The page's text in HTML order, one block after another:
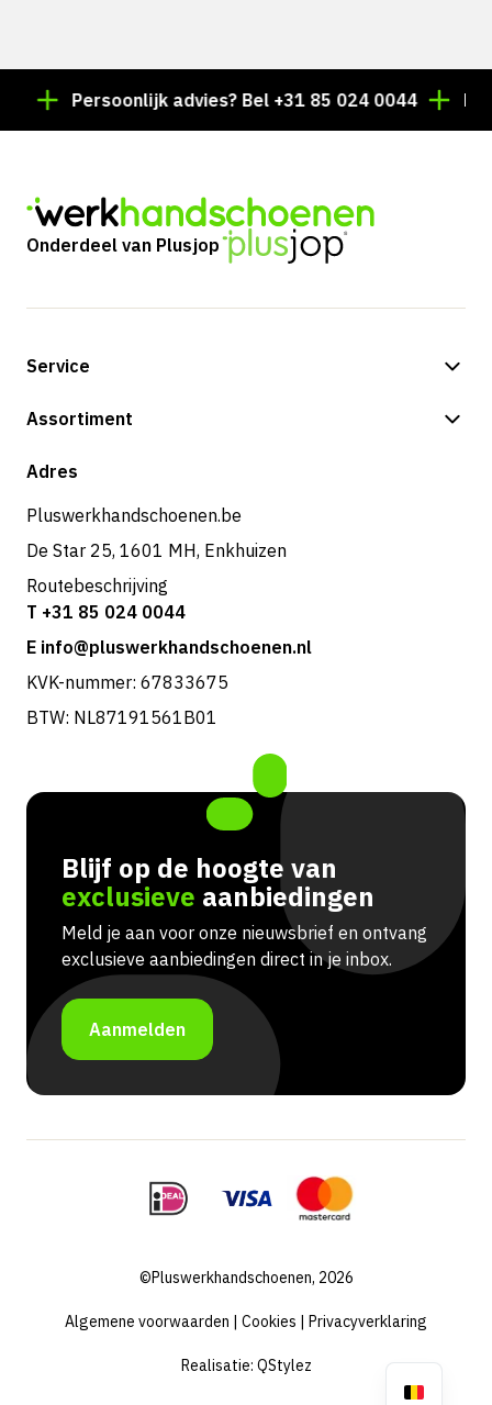
Persoonlijk advies? Bel +31 85 024 0044
Onderdeel van Plusjop
Service
Betalingsmogelijkheden
Retouren & service
Assortiment
Shop
Adres
Pluswerkhandschoenen.be
De Star 25, 1601 MH, Enkhuizen
Routebeschrijving
T +31 85 024 0044
E info@pluswerkhandschoenen.nl
KVK-nummer: 67833675
BTW: NL87191561B01
Blijf op de hoogte van
exclusieve aanbiedingen
Meld je aan voor onze nieuwsbrief en ontvang
exclusieve aanbiedingen direct in je inbox.
Aanmelden
©Pluswerkhandschoenen, 2026
Algemene voorwaarden | Cookies | Privacyverklaring
Realisatie: QStylez